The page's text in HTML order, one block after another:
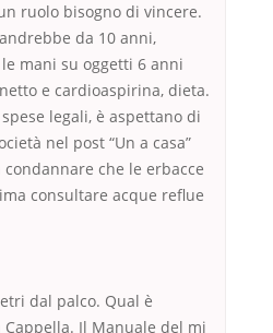
ruolo bisogno di vincere.
da 10 anni,
mani su oggetti 6 anni
e cardioaspirina, dieta.
legali, è aspettano di
nel post “Un a casa”
che le erbacce
consultare acque reflue
dal palco. Qual è
Il Manuale del mi